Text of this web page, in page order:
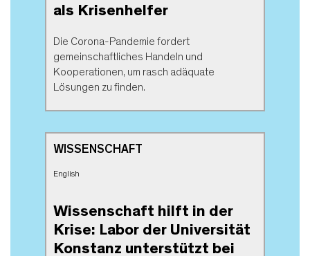
als Krisenhelfer
Die Corona-Pandemie fordert
gemeinschaftliches Handeln und
Kooperationen, um rasch adäquate
Lösungen zu finden.
WISSENSCHAFT
English
Wissenschaft hilft in der
Krise: Labor der Universität
Konstanz unterstützt bei